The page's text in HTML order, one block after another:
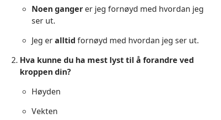
Noen ganger er jeg fornøyd med hvordan jeg
ser ut.
Jeg eralltid fornøyd med hvordan jeg ser ut.
Hva kunne du ha mest lyst til å forandre ved
kroppen din?
Høyden
Vekten